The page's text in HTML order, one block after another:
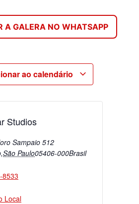
A GALERA NO WHATSAPP
ao calendário
Studios
Sampaio 512
,São Paulo05406-000Brasil
8533
Local